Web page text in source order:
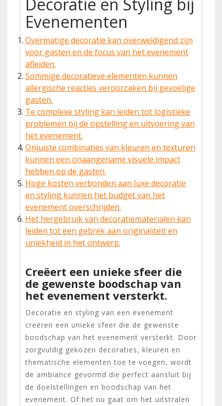
Evenementen
Overmatige decoratie kan overweldigend zijn
voor gasten en de focus van het evenement
afleiden.
Sommige decoratieve elementen kunnen
allergische reacties veroorzaken bij gevoelige
gasten.
Te complexe styling kan leiden tot logistieke
problemen bij de opstelling en uitvoering van
het evenement.
Onjuiste combinaties van kleuren en texturen
kunnen een onaangename visuele impact
hebben op de gasten.
Hoge kosten verbonden aan luxe decoratie
en styling kunnen het budget van het
evenement overschrijden.
Het hergebruik van decoratiematerialen kan
leiden tot een gebrek aan originaliteit en
uniekheid in het ontwerp.
Creëert een unieke sfeer die
de gewenste boodschap van
het evenement versterkt.
Decoratie en styling van een evenement
creëren een unieke sfeer die de gewenste
boodschap van het evenement versterkt. Door
zorgvuldig gekozen decoraties, kleuren en
thematische elementen toe te voegen, wordt
de ambiance gevormd die perfect aansluit bij
de doelstellingen en boodschap van het
evenement. Of het nu gaat om het uitstralen